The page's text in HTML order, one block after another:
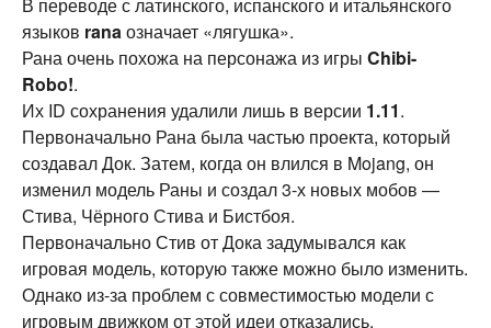
В переводе с латинского, испанского и итальянского
языков ranaозначает «лягушка».
Рана очень похожа на персонажа из игры Chibi-
Robo!.
Их ID сохранения удалили лишь в версии 1.11.
Первоначально Рана была частью проекта, который
создавал Док. Затем, когда он влился в Mojang, он
изменил модель Раны и создал 3-х новых мобов —
Стива, Чёрного Стива и Бистбоя.
Первоначально Стив от Дока задумывался как
игровая модель, которую также можно было изменить.
Однако из-за проблем с совместимостью модели с
игровым движком от этой идеи отказались.